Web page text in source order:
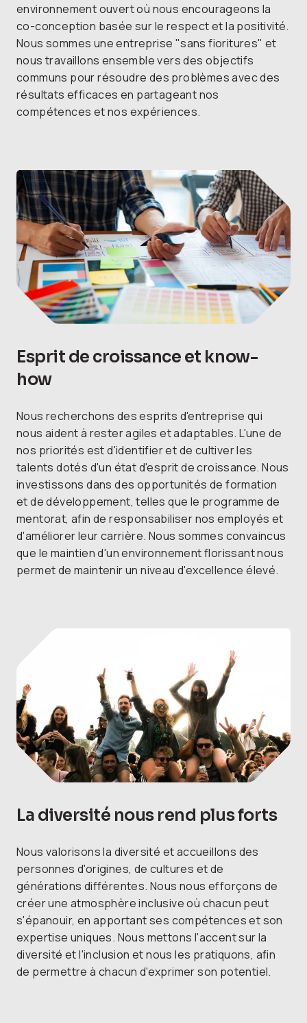
environnement ouvert où nous encourageons la
co-conception basée sur le respect et la positivité.
Nous sommes une entreprise "sans fioritures" et
nous travaillons ensemble vers des objectifs
communs pour résoudre des problèmes avec des
résultats efficaces en partageant nos
compétences et nos expériences.
Esprit de croissance et know-
how
Nous recherchons des esprits d'entreprise qui
nous aident à rester agiles et adaptables. L'une de
nos priorités est d'identifier et de cultiver les
talents dotés d'un état d'esprit de croissance. Nous
investissons dans des opportunités de formation
et de développement, telles que le programme de
mentorat, afin de responsabiliser nos employés et
d'améliorer leur carrière. Nous sommes convaincus
que le maintien d'un environnement florissant nous
permet de maintenir un niveau d'excellence élevé.
La diversité nous rend plus forts
Nous valorisons la diversité et accueillons des
personnes d'origines, de cultures et de
générations différentes. Nous nous efforçons de
créer une atmosphère inclusive où chacun peut
s'épanouir, en apportant ses compétences et son
expertise uniques. Nous mettons l'accent sur la
diversité et l'inclusion et nous les pratiquons, afin
de permettre à chacun d'exprimer son potentiel.